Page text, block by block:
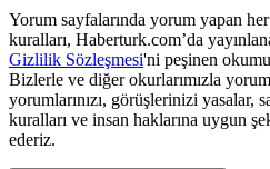
Yorum sayfalarında yorum yapan
kuralları, Haberturk.com’da
Gizlilik Sözleşmesi'ni peşinen
Bizlerle ve diğer okurlarımızla
yorumlarınızı, görüşlerinizi yasalar,
kuralları ve insan haklarına uygun
ederiz.